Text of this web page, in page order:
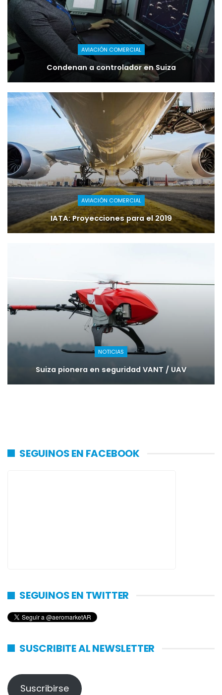
AVIACIÓN COMERCIAL
Condenan a controlador en Suiza
AVIACIÓN COMERCIAL
IATA: Proyecciones para el 2019
NOTICIAS
Suiza pionera en seguridad VANT / UAV
SEGUINOS EN FACEBOOK
SEGUINOS EN TWITTER
SUSCRIBITE AL NEWSLETTER
Suscribirse